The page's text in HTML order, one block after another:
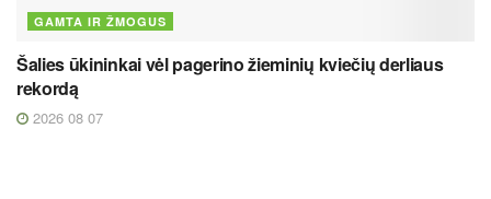
GAMTA IR ŽMOGUS
Šalies ūkininkai vėl pagerino žieminių kviečių derliaus
rekordą
2026 08 07